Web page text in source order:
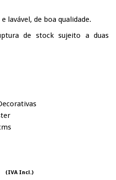
lavável, de boa qualidade.
de stock sujeito a duas
(IVA Incl.)